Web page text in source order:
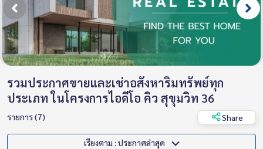
รวมประกาศขายและเช่าอสังหาริมทรัพย์ทุก
ประเภท ในโครงการไอดีโอ คิว สุขุมวิท 36
รายการ (7) Share
เรียงตาม : ประกาศล่าสุด